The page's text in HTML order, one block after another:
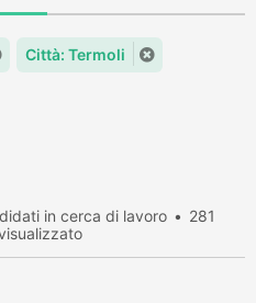
Città: Termoli
in cerca di lavoro
281